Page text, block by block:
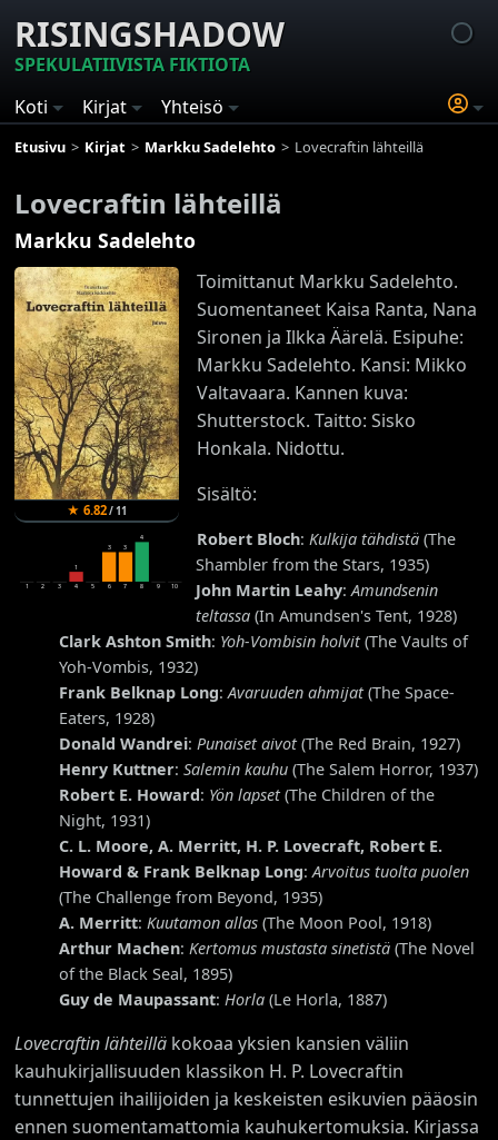
RISINGSHADOW
SPEKULATIIVISTA FIKTIOTA
Koti
Kirjat Yhteisö
Etusivu Kirjat Markku Sadelehto Lovecraftin lähteillä
Lovecraftin lähteillä
Markku Sadelehto
★6.82/11
1 2 3
1
4 5
3
6
3
7
4
8 9 10
Toimittanut Markku Sadelehto.
Suomentaneet Kaisa Ranta, Nana
Sironen ja Ilkka Äärelä. Esipuhe:
Markku Sadelehto. Kansi: Mikko
Valtavaara. Kannen kuva:
Shutterstock. Taitto: Sisko
Honkala. Nidottu.
Sisältö:
Robert Bloch: Kulkija tähdistä(The
Shambler from the Stars, 1935)
John Martin Leahy: Amundsenin
teltassa(In Amundsen's Tent, 1928)
Clark Ashton Smith: Yoh-Vombisin holvit(The Vaults of
Yoh-Vombis, 1932)
Frank Belknap Long: Avaruuden ahmijat(The Space-
Eaters, 1928)
Donald Wandrei: Punaiset aivot(The Red Brain, 1927)
Henry Kuttner:Salemin kauhu (The Salem Horror, 1937)
Robert E. Howard: Yön lapset(The Children of the
Night, 1931)
C. L. Moore, A. Merritt, H. P. Lovecraft, Robert E.
Howard & Frank Belknap Long:Arvoitus tuolta puolen
(The Challenge from Beyond, 1935)
A. Merritt: Kuutamon allas (The Moon Pool, 1918)
Arthur Machen: Kertomus mustasta sinetistä (The Novel
of the Black Seal, 1895)
Guy de Maupassant: Horla (Le Horla, 1887)
Lovecraftin lähteillä kokoaa yksien kansien väliin
kauhukirjallisuuden klassikon H. P. Lovecraftin
tunnettujen ihailijoiden ja keskeisten esikuvien pääosin
ennen suomentamattomia kauhukertomuksia. Kirjassa